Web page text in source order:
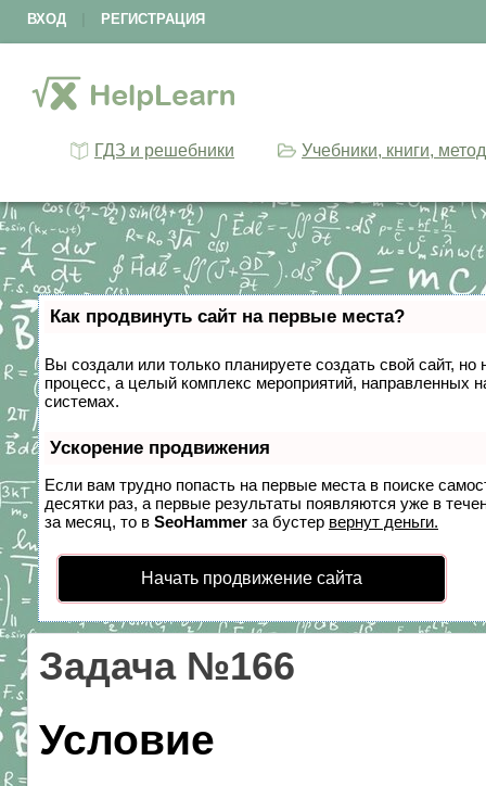
ВХОД РЕГИСТРАЦИЯ
ГДЗ и решебники Учебники, книги,
Как продвинуть сайт на первые места?
Вы создали или только планируете создать свой сайт,
процесс, а целый комплекс мероприятий, направленных
системах.
Ускорение продвижения
Если вам трудно попасть на первые места в поиске
десятки раз, а первые результаты появляются уже в
за месяц, то в SeoHammer за бустер вернут деньги.
Начать продвижение сайта
Задача №166
Условие